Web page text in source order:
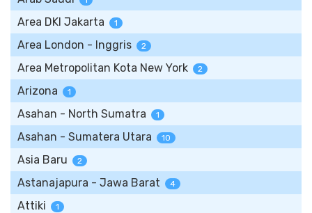
Area DKI Jakarta 1
Area London - Inggris 2
Area Metropolitan Kota New York 2
Arizona 1
Asahan - North Sumatra 1
Asahan - Sumatera Utara 10
Asia Baru 2
Astanajapura - Jawa Barat 4
Attiki 1